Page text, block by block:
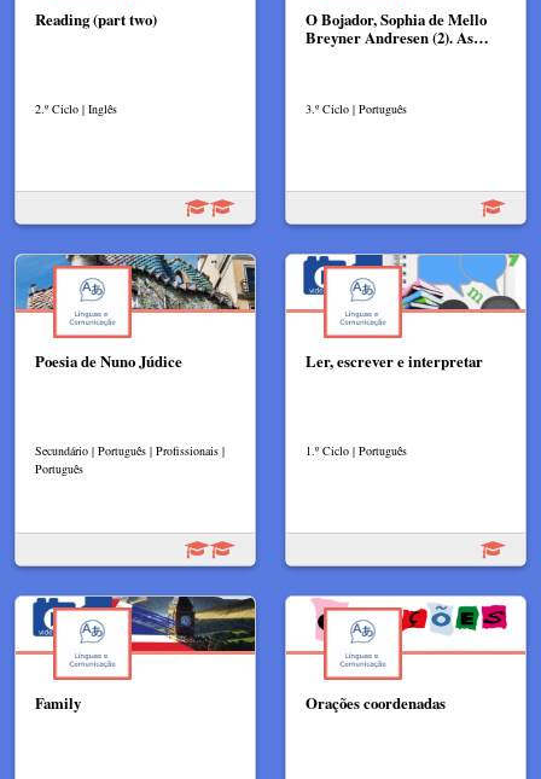
Reading (part two)
2.º Ciclo | Inglês
O Bojador, Sophia de Mello
Breyner Andresen (2). As…
3.º Ciclo | Português
Poesia de Nuno Júdice
Secundário | Português | Profissionais |
Português
Ler, escrever e interpretar
1.º Ciclo | Português
Family Orações coordenadas